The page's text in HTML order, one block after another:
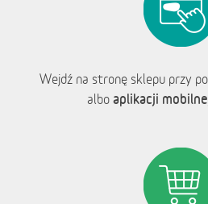
Wejdź na stronę sklepu przy
albo aplikacji